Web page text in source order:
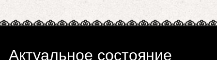
Актуальное состояние